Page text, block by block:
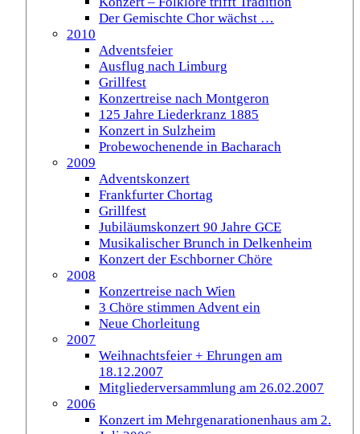
Der Gemischte Chor wächst …
2010
Adventsfeier
Ausflug nach Limburg
Grillfest
Konzertreise nach Montgeron
125 Jahre Liederkranz 1885
Konzert in Sulzheim
Probewochenende in Bacharach
2009
Adventskonzert
Frankfurter Chortag
Grillfest
Jubiläumskonzert 90 Jahre GCE
Musikalischer Brunch in Delkenheim
Konzert der Eschborner Chöre
2008
Konzertreise nach Wien
3 Chöre stimmen Advent ein
Neue Chorleitung
2007
Weihnachtsfeier + Ehrungen am
18.12.2007
Mitgliederversammlung am 26.02.2007
2006
Konzert im Mehrgenarationenhaus am 2.